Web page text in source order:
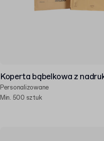
Koperta bąbelkowa z
Personalizowane
Min. 500 sztuk